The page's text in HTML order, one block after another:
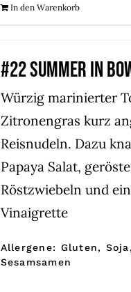
In den Warenkorb
#22 SUMMER IN
Würzig marinierter
Zitronengras kurz
Reisnudeln. Dazu
Papaya Salat,
Röstzwiebeln und
Vinaigrette
Allergene: Gluten,
Sesamsamen